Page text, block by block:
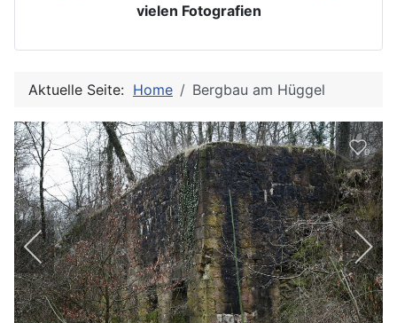
vielen Fotografien
Aktuelle Seite: Home Bergbau am Hüggel
0